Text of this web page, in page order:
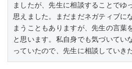
ましたが、先生に相談することでゆ
思えました。まだまだネガティブに
まうこともありますが、先生の言葉
と思います。私自身でも気づいてい
っていたので、先生に相談していき